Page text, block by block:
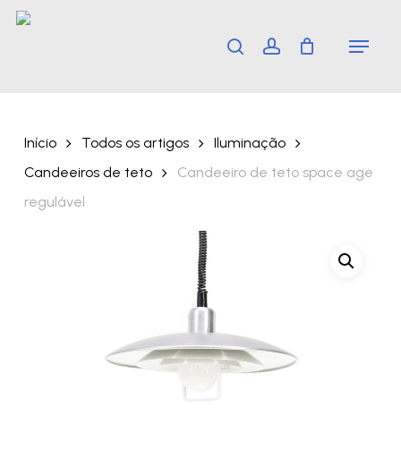
Skip
search account Menu
Início Todos os artigos
Iluminação
Candeeiros de teto
Candeeiro de teto space age
regulável